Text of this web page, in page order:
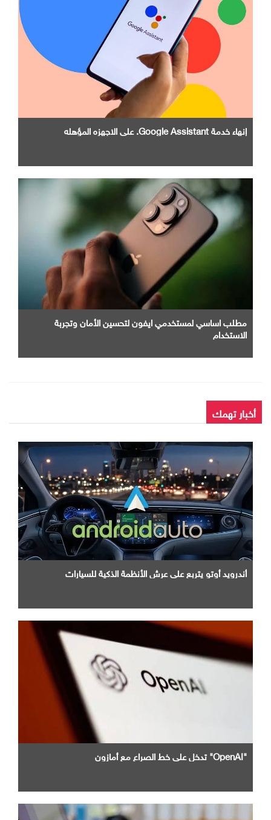
إنهاء خدمة Google Assistant. علي الاجهزه المؤهله
مطلب اساسي لمستخدمي ايفون لتحسين الأمان وتجربة
الاستخدام
أخبار تهمك
أندرويد أوتو يتربع علي عرش الأنظمة الذكية للسيارات
"OpenAI" تدخل علي خط الصراع مع أمازون